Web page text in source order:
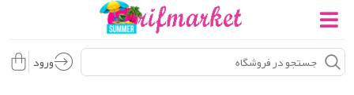
ورود